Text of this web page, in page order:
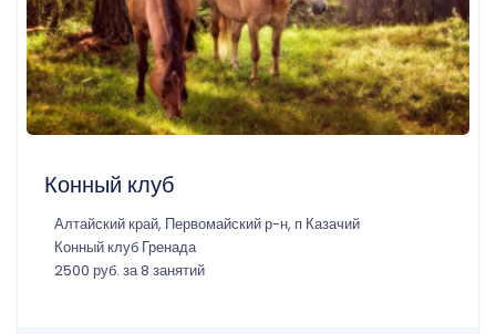
Конный клуб
Алтайский край, Первомайский р-н, п Казачий
Конный клуб Гренада
2500 руб. за 8 занятий